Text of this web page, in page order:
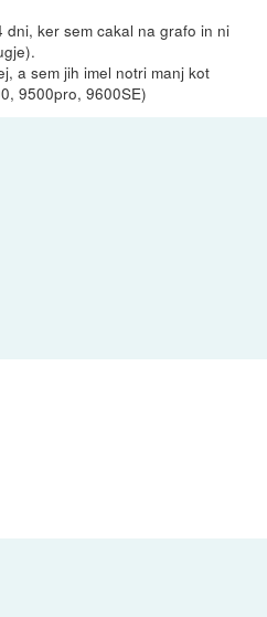
dni, ker sem cakal na grafo in ni
a sem jih imel notri manj kot
9500pro, 9600SE)